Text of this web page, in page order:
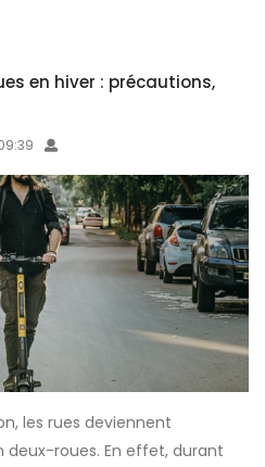
en hiver : précautions,
les rues deviennent
deux-roues. En effet, durant